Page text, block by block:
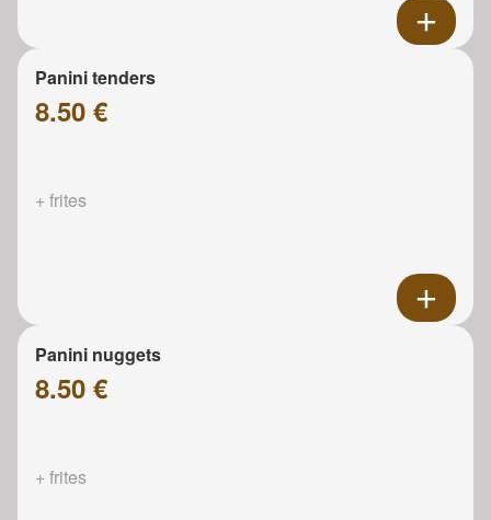
Panini tenders
8.50 €
+ frites
Panini nuggets
8.50 €
+ frites